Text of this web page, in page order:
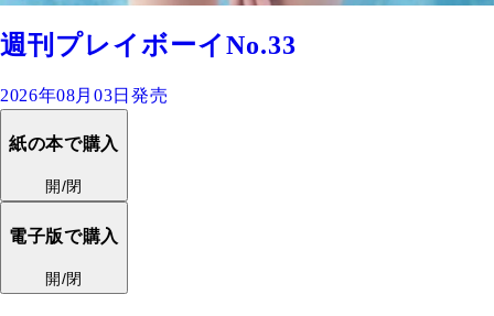
週刊プレイボーイNo.33
2026年08月03日発売
紙の本で購入
開/閉
電子版で購入
開/閉